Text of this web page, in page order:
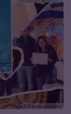
© fb kja dueren|eifel